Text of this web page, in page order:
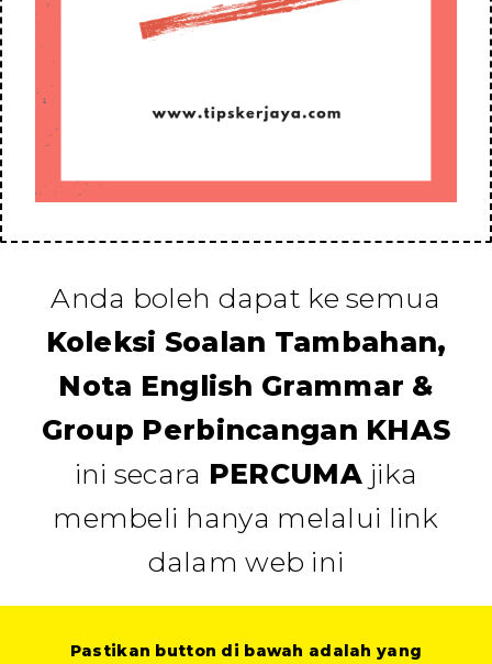
Anda boleh dapat ke semua
Koleksi Soalan Tambahan,
Nota English Grammar &
Group Perbincangan KHAS
ini secara PERCUMA jika
membeli hanya melalui link
dalam web ini
Pastikan button di bawah adalah yang